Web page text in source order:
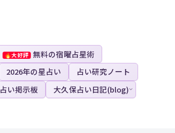
無料の宿曜占星術
2026年の星占い
占い研究ノート
占い掲示板
大久保占い日記(blog)